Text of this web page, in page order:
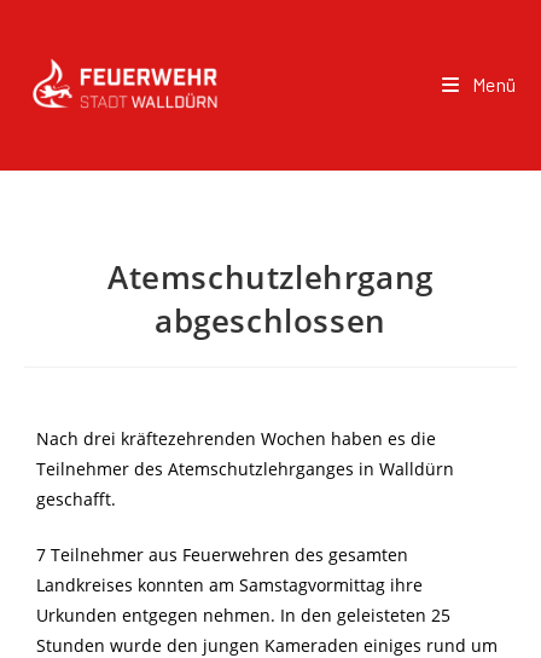
Menü
Atemschutzlehrgang
abgeschlossen
Nach drei kräftezehrenden Wochen haben es die
Teilnehmer des Atemschutzlehrganges in Walldürn
geschafft.
7 Teilnehmer aus Feuerwehren des gesamten
Landkreises konnten am Samstagvormittag ihre
Urkunden entgegen nehmen. In den geleisteten 25
Stunden wurde den jungen Kameraden einiges rund um